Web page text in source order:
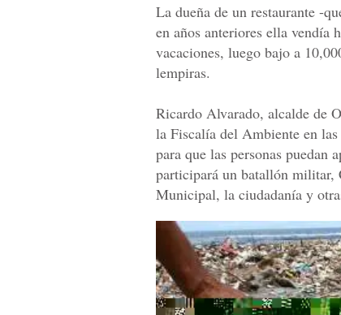
La dueña de un restaurante -
en años anteriores ella vendía
vacaciones, luego bajo a
lempiras.
Ricardo Alvarado, alcalde de
la Fiscalía del Ambiente en
para que las personas puedan
participará un batallón militar,
Municipal, la ciudadanía y